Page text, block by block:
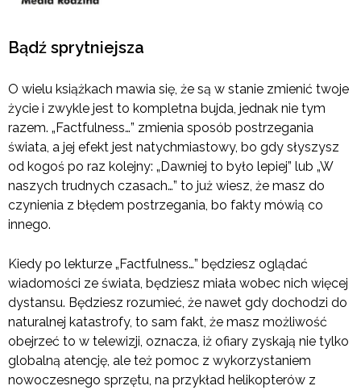
Bądź sprytniejsza
O wielu książkach mawia się, że są w stanie zmienić twoje
życie i zwykle jest to kompletna bujda, jednak nie tym
razem. „Factfulness…” zmienia sposób postrzegania
świata, a jej efekt jest natychmiastowy, bo gdy słyszysz
od kogoś po raz kolejny: „Dawniej to było lepiej” lub „W
naszych trudnych czasach…” to już wiesz, że masz do
czynienia z błędem postrzegania, bo fakty mówią co
innego.
Kiedy po lekturze „Factfulness…” będziesz oglądać
wiadomości ze świata, będziesz miała wobec nich więcej
dystansu. Będziesz rozumieć, że nawet gdy dochodzi do
naturalnej katastrofy, to sam fakt, że masz możliwość
obejrzeć to w telewizji, oznacza, iż ofiary zyskają nie tylko
globalną atencję, ale też pomoc z wykorzystaniem
nowoczesnego sprzętu, na przykład helikopterów z